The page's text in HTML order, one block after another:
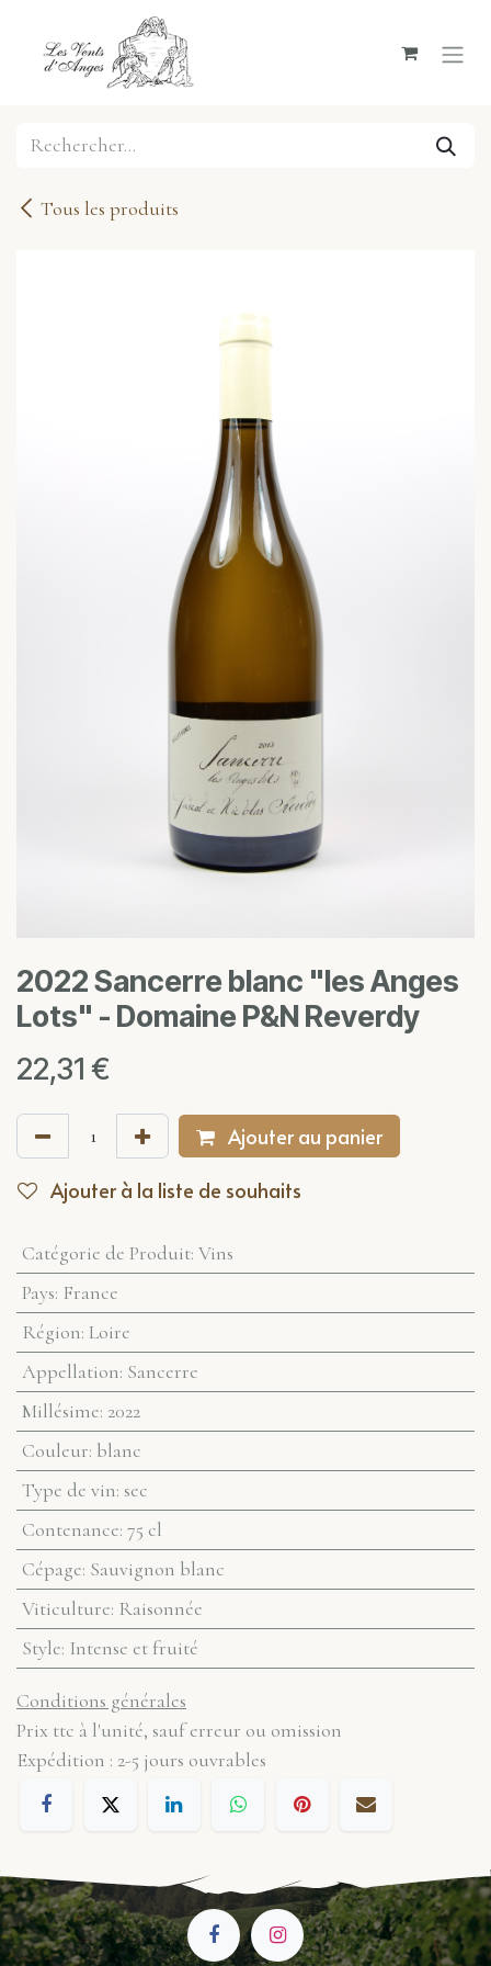
Se rendre au contenu
Tous les produits
2022 Sancerre blanc "les Anges
Lots" - Domaine P&N Reverdy
22,31 €
Ajouter au panier
Ajouter à la liste de souhaits
Catégorie de Produit: Vins
Pays: France
Région: Loire
Appellation: Sancerre
Millésime: 2022
Couleur: blanc
Type de vin: sec
Contenance: 75 cl
Cépage: Sauvignon blanc
Viticulture: Raisonnée
Style: Intense et fruité
Conditions générales
Prix ttc à l'unité, sauf erreur ou omission
Expédition : 2-5 jours ouvrables